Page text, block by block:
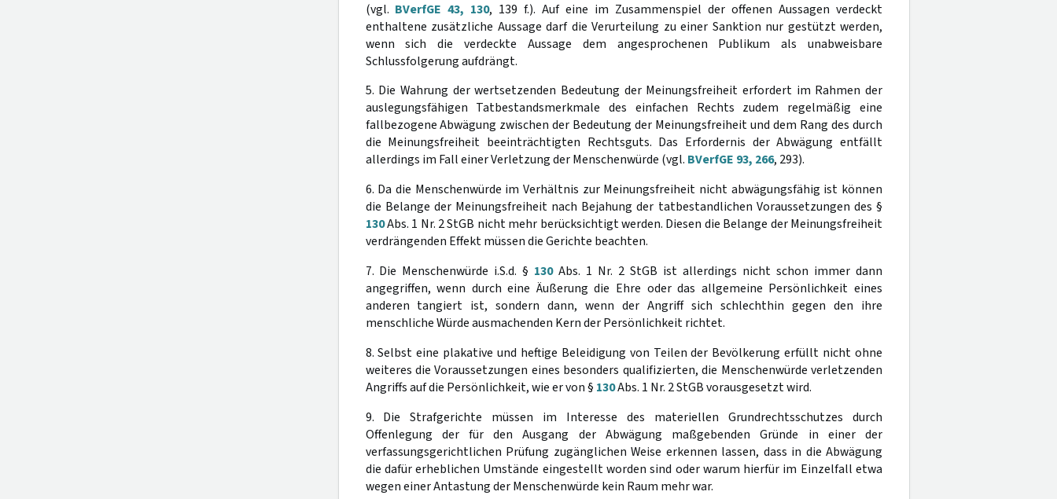
(vgl. BVerfGE 43, 130, 139 f.). Auf eine im Zusammenspiel der offenen Aussagen verdeckt
enthaltene zusätzliche Aussage darf die Verurteilung zu einer Sanktion nur gestützt werden,
wenn sich die verdeckte Aussage dem angesprochenen Publikum als unabweisbare
Schlussfolgerung aufdrängt.
5. Die Wahrung der wertsetzenden Bedeutung der Meinungsfreiheit erfordert im Rahmen der
auslegungsfähigen Tatbestandsmerkmale des einfachen Rechts zudem regelmäßig eine
fallbezogene Abwägung zwischen der Bedeutung der Meinungsfreiheit und dem Rang des durch
die Meinungsfreiheit beeinträchtigten Rechtsguts. Das Erfordernis der Abwägung entfällt
allerdings im Fall einer Verletzung der Menschenwürde (vgl. BVerfGE 93, 266, 293).
6. Da die Menschenwürde im Verhältnis zur Meinungsfreiheit nicht abwägungsfähig ist können
die Belange der Meinungsfreiheit nach Bejahung der tatbestandlichen Voraussetzungen des §
130Abs. 1 Nr. 2 StGB nicht mehr berücksichtigt werden. Diesen die Belange der Meinungsfreiheit
verdrängenden Effekt müssen die Gerichte beachten.
7. Die Menschenwürde i.S.d. § 130Abs. 1 Nr. 2 StGB ist allerdings nicht schon immer dann
angegriffen, wenn durch eine Äußerung die Ehre oder das allgemeine Persönlichkeit eines
anderen tangiert ist, sondern dann, wenn der Angriff sich schlechthin gegen den ihre
menschliche Würde ausmachenden Kern der Persönlichkeit richtet.
8. Selbst eine plakative und heftige Beleidigung von Teilen der Bevölkerung erfüllt nicht ohne
weiteres die Voraussetzungen eines besonders qualifizierten, die Menschenwürde verletzenden
Angriffs auf die Persönlichkeit, wie er von § 130Abs. 1 Nr. 2 StGB vorausgesetzt wird.
9. Die Strafgerichte müssen im Interesse des materiellen Grundrechtsschutzes durch
Offenlegung der für den Ausgang der Abwägung maßgebenden Gründe in einer der
verfassungsgerichtlichen Prüfung zugänglichen Weise erkennen lassen, dass in die Abwägung
die dafür erheblichen Umstände eingestellt worden sind oder warum hierfür im Einzelfall etwa
wegen einer Antastung der Menschenwürde kein Raum mehr war.